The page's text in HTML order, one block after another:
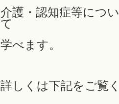
介護・認知症等につ
て
学べます。
詳しくは下記をご覧